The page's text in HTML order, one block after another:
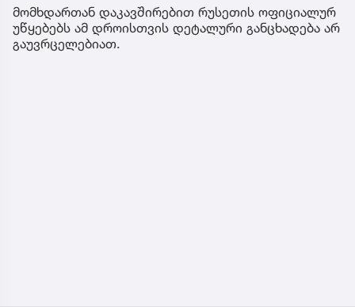
მომხდართან დაკავშირებით რუსეთის ოფიციალურ
უწყებებს ამ დროისთვის დეტალური განცხადება არ
გაუვრცელებიათ.